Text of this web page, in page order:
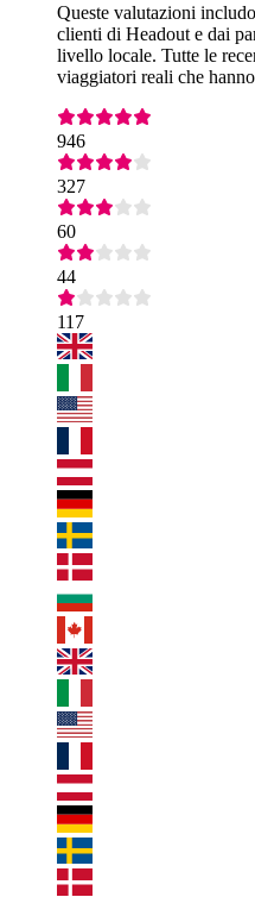
Queste valutazioni
clienti di Headout e dai
livello locale. Tutte le
viaggiatori reali che
946
327
60
44
117